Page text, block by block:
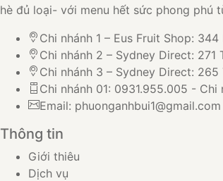
hè đủ loại- với menu hết sức phong phú
Chi nhánh 1 – Eus Fruit Shop:
Chi nhánh 2 – Sydney Direct: 271
Chi nhánh 3 – Sydney Direct:
Chi nhánh 01: 0931.955.005 - Chi
Email: phuonganhbui1@gmail.com
Thông tin
Giới thiêu
Dịch vụ